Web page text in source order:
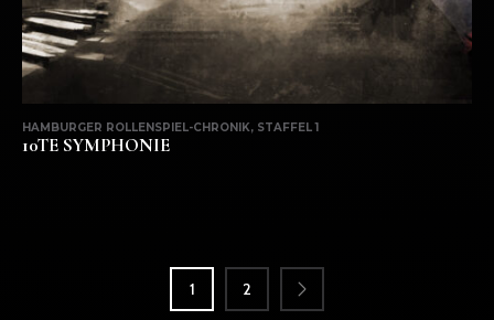
HAMBURGER ROLLENSPIEL-CHRONIK, STAFFEL 1
10TE SYMPHONIE
BEITRÄGE
1 2